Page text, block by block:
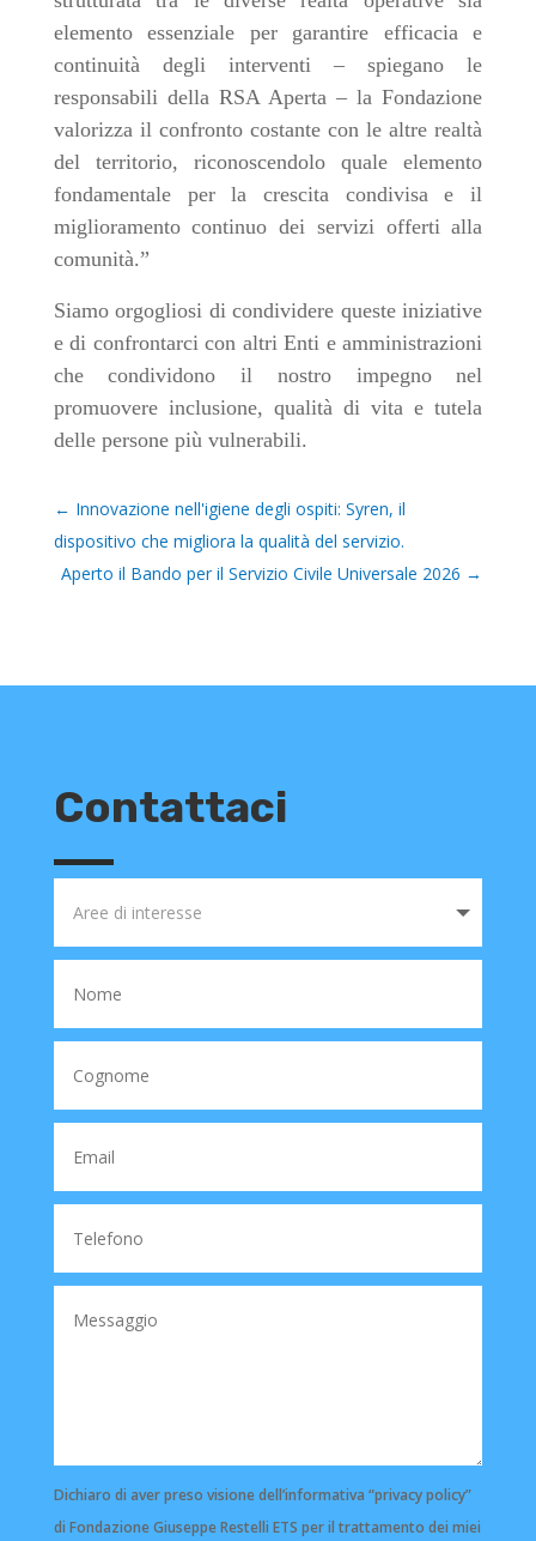
elemento essenziale per garantire efficacia e
continuità degli interventi – spiegano le
responsabili della RSA Aperta – la Fondazione
valorizza il confronto costante con le altre realtà
del territorio, riconoscendolo quale elemento
fondamentale per la crescita condivisa e il
miglioramento continuo dei servizi offerti alla
comunità.”
Siamo orgogliosi di condividere queste iniziative
e di confrontarci con altri Enti e amministrazioni
che condividono il nostro impegno nel
promuovere inclusione, qualità di vita e tutela
delle persone più vulnerabili.
← Innovazione nell'igiene degli ospiti: Syren, il
dispositivo che migliora la qualità del servizio.
Aperto il Bando per il Servizio Civile Universale 2026 →
Contattaci
Dichiaro di aver preso visione dell’informativa “privacy policy”
di Fondazione Giuseppe Restelli ETS per il trattamento dei miei